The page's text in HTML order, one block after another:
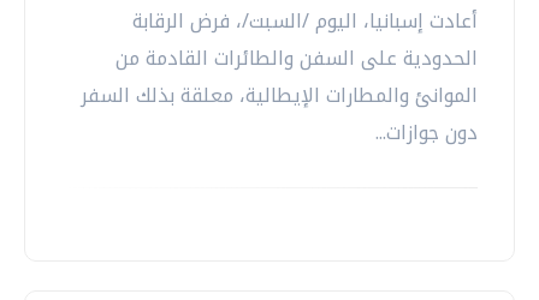
أعادت إسبانيا، اليوم /السبت/، فرض الرقابة
الحدودية على السفن والطائرات القادمة من
الموانئ والمطارات الإيطالية، معلقة بذلك السفر
دون جوازات...